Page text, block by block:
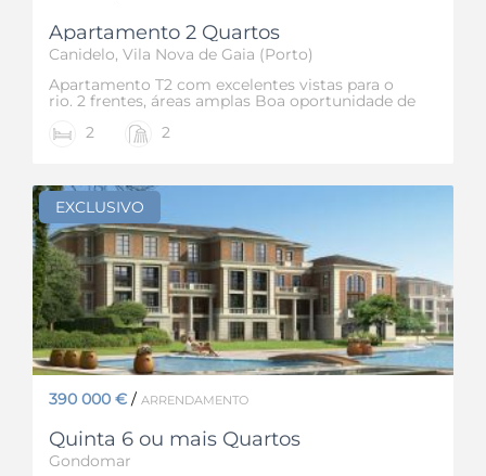
Apartamento 2 Quartos
Canidelo, Vila Nova de Gaia (Porto)
Apartamento T2 com excelentes vistas para o
rio. 2 frentes, áreas amplas Boa oportunidade de
2 2
EXCLUSIVO
390 000 € / ARRENDAMENTO
Quinta 6 ou mais Quartos
Gondomar